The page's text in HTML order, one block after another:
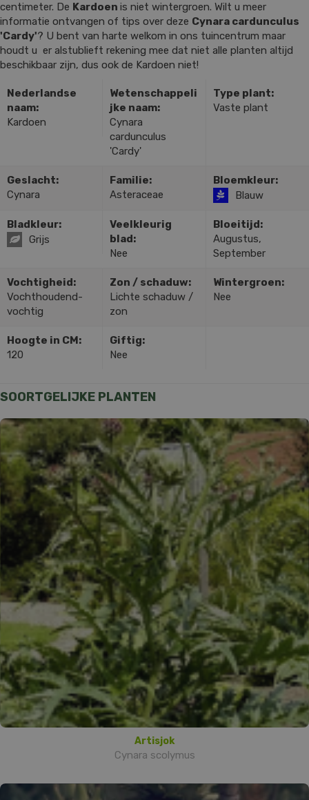
centimeter. De Kardoen is niet wintergroen. Wilt u meer
informatie ontvangen of tips over deze Cynara cardunculus
'Cardy'? U bent van harte welkom in ons tuincentrum maar
houdt u er alstublieft rekening mee dat niet alle planten altijd
beschikbaar zijn, dus ook de Kardoen niet!
Nederlandse
naam:
Kardoen
Wetenschappeli
jke naam:
Cynara
cardunculus
'Cardy'
Type plant:
Vaste plant
Geslacht:
Cynara
Familie:
Asteraceae
Bloemkleur:
Blauw
Bladkleur:
Grijs
Veelkleurig
blad:
Nee
Bloeitijd:
Augustus,
September
Vochtigheid:
Vochthoudend-
vochtig
Zon / schaduw:
Lichte schaduw /
zon
Wintergroen:
Nee
Hoogte in CM:
120
Giftig:
Nee
SOORTGELIJKE PLANTEN
Artisjok
Cynara scolymus